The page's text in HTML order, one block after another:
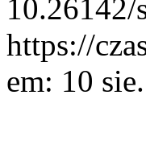
https://
em: 10